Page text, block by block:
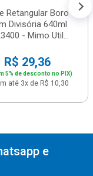
Retangular Boro
Divisória 640ml
- Mimo Util...
R$ 29,36
5% de desconto no PIX)
até 3x de R$ 10,30
e